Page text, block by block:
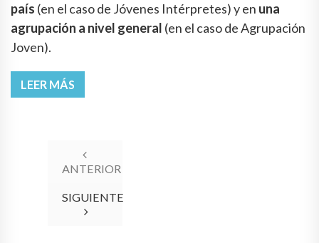
país (en el caso de Jóvenes Intérpretes) y en una
agrupación a nivel general (en el caso de Agrupación
Joven).
LEER MÁS
ANTERIOR
SIGUIENTE